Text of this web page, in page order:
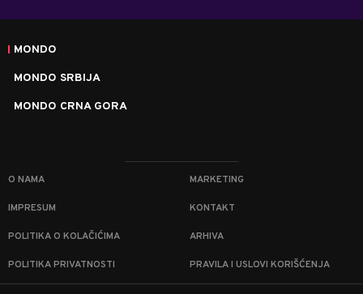
MONDO
MONDO SRBIJA
MONDO CRNA GORA
O NAMA MARKETING
IMPRESUM KONTAKT
POLITIKA O KOLAČIĆIMA ARHIVA
POLITIKA PRIVATNOSTI PRAVILA I USLOVI KORIŠĆENJA